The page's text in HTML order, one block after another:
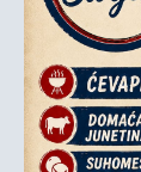
Sport
Kultura
Crna